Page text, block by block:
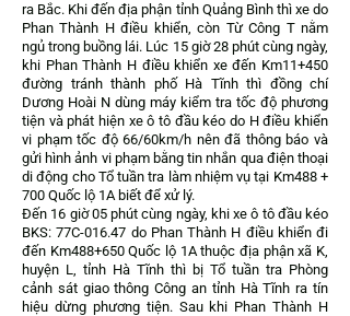
ra Bắc. Khi đến địa phận tỉnh Quảng Bình thì xe do
Phan Thành H điều khiển, còn Từ Công T nằm
ngủ trong buồng lái. Lúc 15 giờ 28 phút cùng ngày,
khi Phan Thành H điều khiển xe đến Km11+450
đường tránh thành phố Hà Tĩnh thì đồng chí
Dương Hoài N dùng máy kiểm tra tốc độ phương
tiện và phát hiện xe ô tô đầu kéo do H điều khiển
vi phạm tốc độ 66/60km/h nên đã thông báo và
gửi hình ảnh vi phạm bằng tin nhắn qua điện thoại
di động cho Tổ tuần tra làm nhiệm vụ tại Km488 +
700 Quốc lộ 1A biết để xử lý.
Đến 16 giờ 05 phút cùng ngày, khi xe ô tô đầu kéo
BKS: 77C-016.47 do Phan Thành H điều khiển đi
đến Km488+650 Quốc lộ 1A thuộc địa phận xã K,
huyện L, tỉnh Hà Tĩnh thì bị Tổ tuần tra Phòng
cảnh sát giao thông Công an tỉnh Hà Tĩnh ra tín
hiệu dừng phương tiện. Sau khi Phan Thành H